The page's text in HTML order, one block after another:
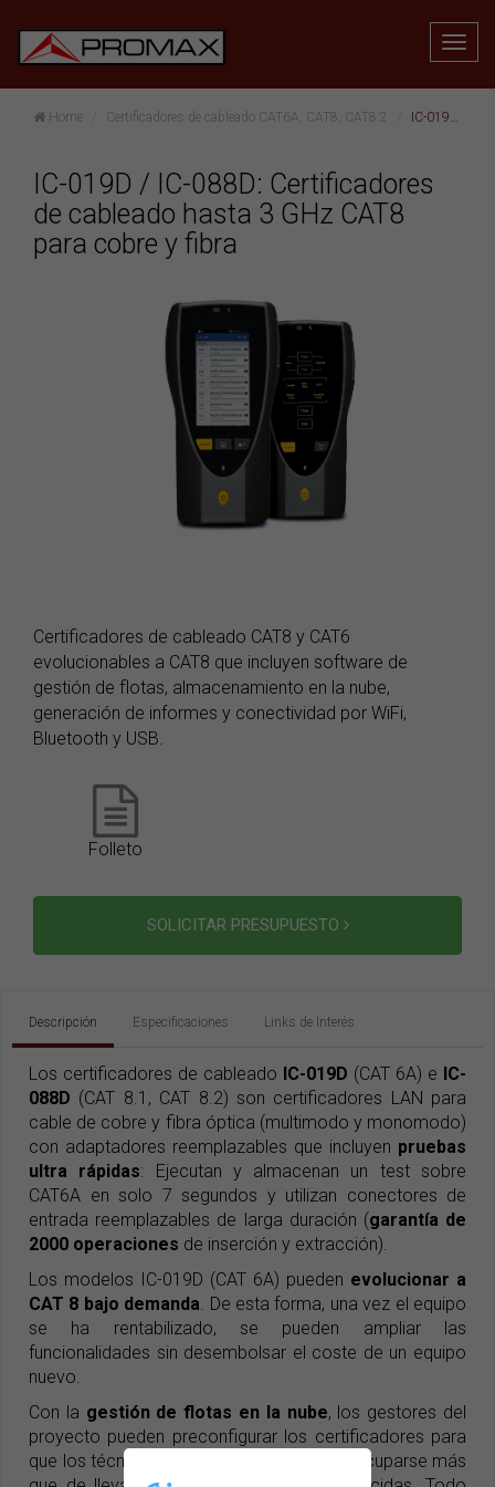
Home Certificadores de cableado CAT6A, CAT8, CAT8.2 IC-019D / IC-088D: Certificadores de cableado hasta 3 GHz CAT8 para cobre y fibra
IC-019D / IC-088D: Certificadores
de cableado hasta 3 GHz CAT8
para cobre y fibra
Certificadores de cableado CAT8 y CAT6
evolucionables a CAT8 que incluyen software de
gestión de flotas, almacenamiento en la nube,
generación de informes y conectividad por WiFi,
Bluetooth y USB.
Folleto
SOLICITAR PRESUPUESTO
Descripción Especificaciones Links de Interés
Los certificadores de cableado IC-019D (CAT 6A) e IC-
088D (CAT 8.1, CAT 8.2) son certificadores LAN para
cable de cobre y fibra óptica (multimodo y monomodo)
con adaptadores reemplazables que incluyen pruebas
ultra rápidas: Ejecutan y almacenan un test sobre
CAT6A en solo 7 segundos y utilizan conectores de
entrada reemplazables de larga duración (garantía de
2000 operaciones de inserción y extracción).
Los modelos IC-019D (CAT 6A) pueden evolucionar a
CAT 8 bajo demanda. De esta forma, una vez el equipo
se ha rentabilizado, se pueden ampliar las
funcionalidades sin desembolsar el coste de un equipo
nuevo.
Con la gestión de flotas en la nube, los gestores del
proyecto pueden preconfigurar los certificadores para
que los técnicos de campo no deban preocuparse más